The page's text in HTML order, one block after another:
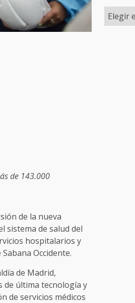
de 143.000
de la nueva
sistema de salud del
hospitalarios y
Occidente.
de Madrid,
de última tecnología y
de servicios médicos
Archivo